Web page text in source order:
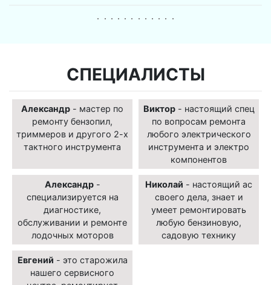
СПЕЦИАЛИСТЫ
Александр - мастер по
ремонту бензопил,
триммеров и другого 2-х
тактного инструмента
Виктор- настоящий спец
по вопросам ремонта
любого электрического
инструмента и электро
компонентов
Александр-
специализируется на
диагностике,
обслуживании и ремонте
лодочных моторов
Николай - настоящий ас
своего дела, знает и
умеет ремонтировать
любую бензиновую,
садовую технику
Евгений - это старожила
нашего сервисного